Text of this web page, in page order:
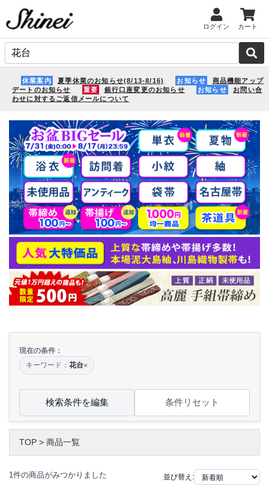
ログイン カート
休業案内 夏季休業のお知らせ(8/13-8/16) お知らせ
商品機能アップ
デートのお知らせ
重要 銀行口座変更のお知らせ お知らせ
お問い合
わせに対するご返信メールについて
現在の条件：
キーワード： 花台×
検索条件を編集 条件リセット
TOP > 商品一覧
1件の商品がみつかりました 並び替え: